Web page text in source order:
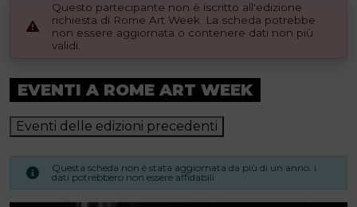
Questo partecipante non è iscritto all'edizione
richiesta di Rome Art Week. La scheda potrebbe
non essere aggiornata o contenere dati non più
validi.
EVENTI A ROME ART WEEK
Eventi delle edizioni precedenti
Questa scheda non è stata aggiornata da più di un anno. i
dati potrebbero non essere affidabili